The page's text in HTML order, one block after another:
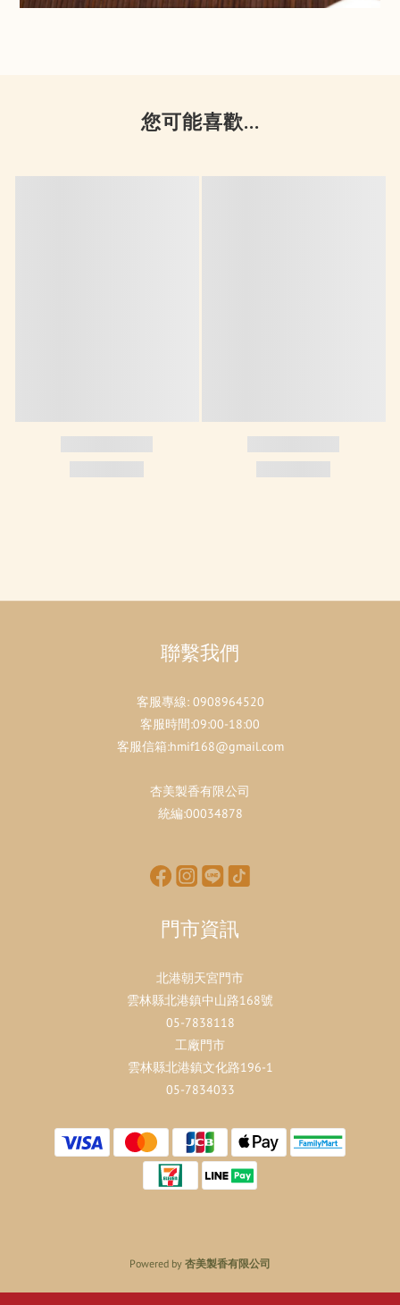
您可能喜歡...
聯繫我們
客服專線: 0908964520
客服時間:09:00-18:00
客服信箱:hmif168@gmail.com
杏美製香有限公司
統編:00034878
門市資訊
北港朝天宮門市
雲林縣北港鎮中山路168號
05-7838118
工廠門市
雲林縣北港鎮文化路196-1
05-7834033
Powered by 杏美製香有限公司